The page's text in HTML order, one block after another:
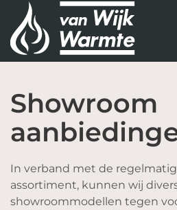
Terug
naar
Showroom
In verband met de
assortiment, kunnen wij
showroommodellen tegen